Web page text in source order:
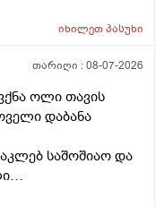
ან
იხილეთპასუხი
თარიღი :08-07-2026
ოლი თავის
დაბანა
საშოშიაო და